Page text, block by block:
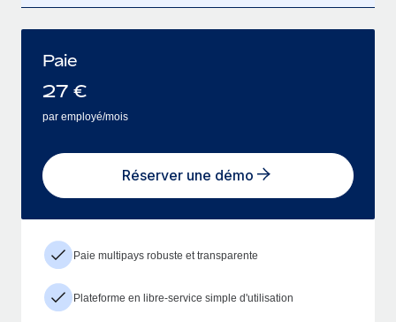
Paie
27 €
par employé/mois
Réserver une démo
Paie multipays robuste et transparente
Plateforme en libre-service simple d'utilisation